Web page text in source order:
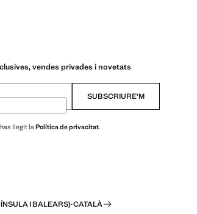
vendes privades i novetats
SUBSCRIURE'M
llegit laPolítica de privacitat.
I BALEARS)·CATALÀ